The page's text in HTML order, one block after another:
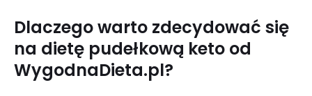
Dlaczego warto zdecydować się
na dietę pudełkową keto od
WygodnaDieta.pl?